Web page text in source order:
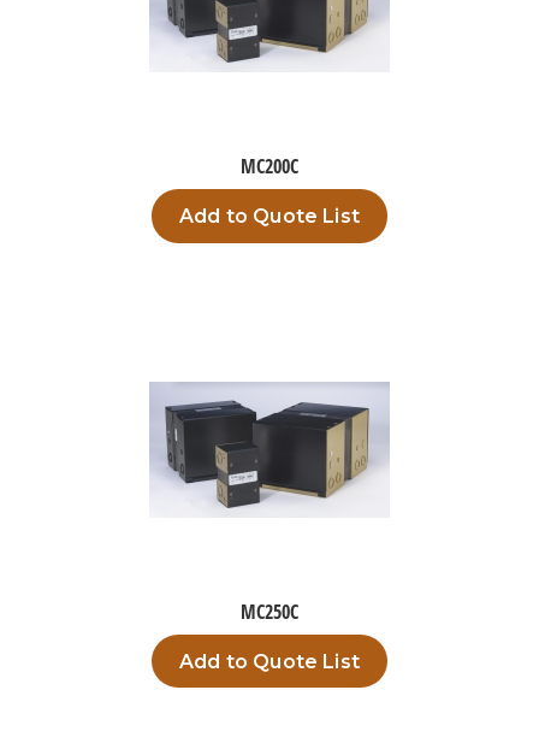
MC200C
Add to Quote List
MC250C
Add to Quote List